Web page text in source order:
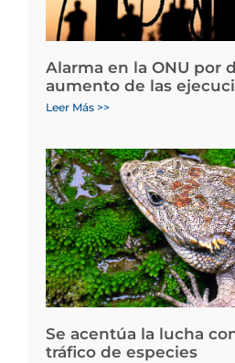
Alarma en la ONU por
aumento de las
Leer Más >>
Se acentúa la lucha
tráfico de especies